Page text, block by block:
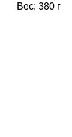
Вес: 380 г